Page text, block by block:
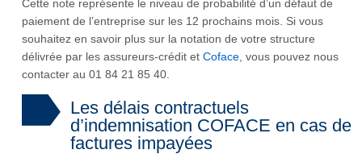
Cette note représente le niveau de probabilité d’un défaut de
paiement de l’entreprise sur les 12 prochains mois. Si vous
souhaitez en savoir plus sur la notation de votre structure
délivrée par les assureurs-crédit et Coface , vous pouvez nous
contacter au 01 84 21 85 40.
Les délais contractuels
d’indemnisation COFACE en cas de
factures impayées